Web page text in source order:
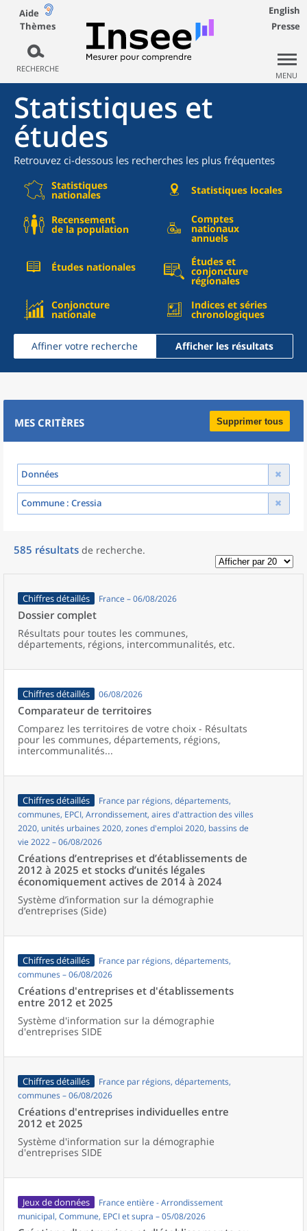
Aide
Thèmes
RECHERCHE
English
Presse
MENU
Statistiques et
études
Retrouvez ci-dessous les recherches les plus fréquentes
Statistiques
nationales Statistiques locales
Recensement
de la population
Comptes
nationaux
annuels
Études nationales Études et
conjoncture
régionales
Conjoncture
nationale
Indices et séries
chronologiques
Affiner votre recherche Afficher les résultats
MES CRITÈRES Supprimer tous
Données
Commune : Cressia
585 résultats de recherche.
Chiffres détaillés France – 06/08/2026
Dossier complet
Résultats pour toutes les communes,
départements, régions, intercommunalités, etc.
Chiffres détaillés 06/08/2026
Comparateur de territoires
Comparez les territoires de votre choix - Résultats
pour les communes, départements, régions,
intercommunalités...
Chiffres détaillés
France par régions, départements,
communes, EPCI, Arrondissement, aires d'attraction des villes
2020, unités urbaines 2020, zones d'emploi 2020, bassins de
vie 2022 – 06/08/2026
Créations d’entreprises et d’établissements de
2012 à 2025 et stocks d’unités légales
économiquement actives de 2014 à 2024
Système d’information sur la démographie
d’entreprises (Side)
Chiffres détaillés
France par régions, départements,
communes – 06/08/2026
Créations d'entreprises et d'établissements
entre 2012 et 2025
Système d'information sur la démographie
d'entreprises SIDE
Chiffres détaillés
France par régions, départements,
communes – 06/08/2026
Créations d'entreprises individuelles entre
2012 et 2025
Système d'information sur la démographie
d'entreprises SIDE
Jeux de données
France entière - Arrondissement
municipal, Commune, EPCI et supra – 05/08/2026